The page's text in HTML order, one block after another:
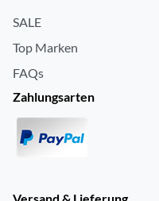
SALE
Top Marken
FAQs
Zahlungsarten